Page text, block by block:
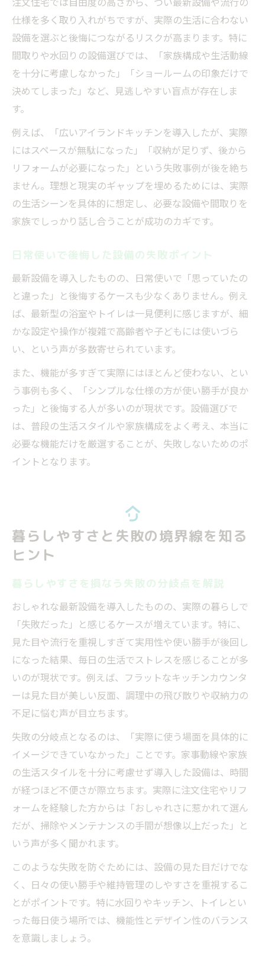
仕様を多く取り入れがちですが、実際の生活に合わない
設備を選ぶと後悔につながるリスクが高まります。特に
間取りや水回りの設備選びでは、「家族構成や生活動線
を十分に考慮しなかった」「ショールームの印象だけで
決めてしまった」など、見逃しやすい盲点が存在しま
す。
例えば、「広いアイランドキッチンを導入したが、実際
にはスペースが無駄になった」「収納が足りず、後から
リフォームが必要になった」という失敗事例が後を絶ち
ません。理想と現実のギャップを埋めるためには、実際
の生活シーンを具体的に想定し、必要な設備や間取りを
家族でしっかり話し合うことが成功のカギです。
日常使いで後悔した設備の失敗ポイント
最新設備を導入したものの、日常使いで「思っていたの
と違った」と後悔するケースも少なくありません。例え
ば、最新型の浴室やトイレは一見便利に感じますが、細
かな設定や操作が複雑で高齢者や子どもには使いづら
い、という声が多数寄せられています。
また、機能が多すぎて実際にはほとんど使わない、とい
う事例も多く、「シンプルな仕様の方が使い勝手が良か
った」と後悔する人が多いのが現状です。設備選びで
は、普段の生活スタイルや家族構成をよく考え、本当に
必要な機能だけを厳選することが、失敗しないためのポ
イントとなります。
暮らしやすさと失敗の境界線を知る
ヒント
暮らしやすさを損なう失敗の分岐点を解説
おしゃれな最新設備を導入したものの、実際の暮らしで
「失敗だった」と感じるケースが増えています。特に、
見た目や流行を重視しすぎて実用性や使い勝手が後回し
になった結果、毎日の生活でストレスを感じることが多
いのが現状です。例えば、フラットなキッチンカウンタ
ーは見た目が美しい反面、調理中の飛び散りや収納力の
不足に悩む声が目立ちます。
失敗の分岐点となるのは、「実際に使う場面を具体的に
イメージできていなかった」ことです。家事動線や家族
の生活スタイルを十分に考慮せず導入した設備は、時間
が経つほど不便さが際立ちます。実際に注文住宅やリフ
ォームを経験した方からは「おしゃれさに惹かれて選ん
だが、掃除やメンテナンスの手間が想像以上だった」と
いう声が多く聞かれます。
このような失敗を防ぐためには、設備の見た目だけでな
く、日々の使い勝手や維持管理のしやすさを重視するこ
とがポイントです。特に水回りやキッチン、トイレとい
った毎日使う場所では、機能性とデザイン性のバランス
を意識しましょう。